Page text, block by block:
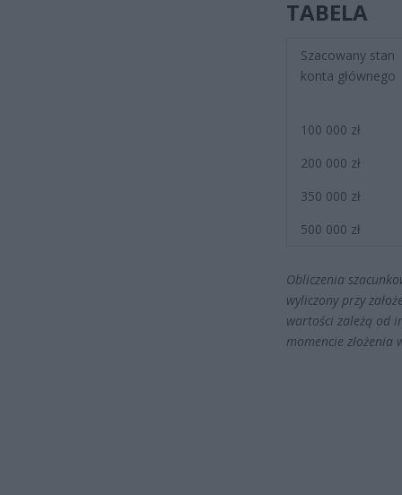
TABELA
Szacowany stan
konta głównego
100 000 zł
200 000 zł
350 000 zł
500 000 zł
Obliczenia
wyliczony przy
wartości zależą od
momencie złożenia